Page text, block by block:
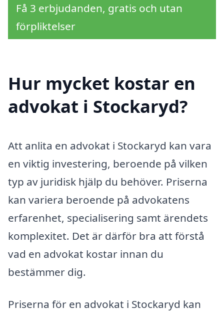
Få 3 erbjudanden, gratis och utan
förpliktelser
Hur mycket kostar en
advokat i Stockaryd?
Att anlita en advokat i Stockaryd kan vara
en viktig investering, beroende på vilken
typ av juridisk hjälp du behöver. Priserna
kan variera beroende på advokatens
erfarenhet, specialisering samt ärendets
komplexitet. Det är därför bra att förstå
vad en advokat kostar innan du
bestämmer dig.
Priserna för en advokat i Stockaryd kan